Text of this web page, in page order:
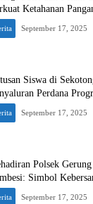
Ketahanan
September 17, 2025
Siswa di
Perdana
September 17, 2025
Polsek
Simbol
September 17, 2025